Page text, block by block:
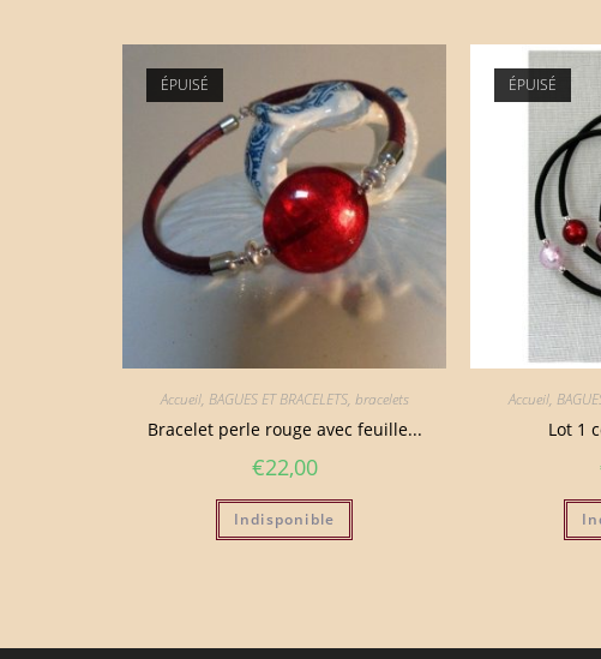
ÉPUISÉ
Accueil, BAGUES ET BRACELETS, bracelets
Bracelet perle rouge avec feuille...
€22,00
Indisponible
ÉPUISÉ
Accueil,
Lot 1